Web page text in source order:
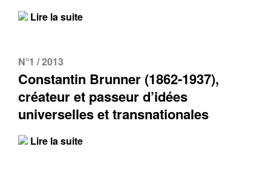
Lire la suite
N°1 / 2013
Constantin Brunner (1862-1937),
créateur et passeur d’idées
universelles et transnationales
Lire la suite